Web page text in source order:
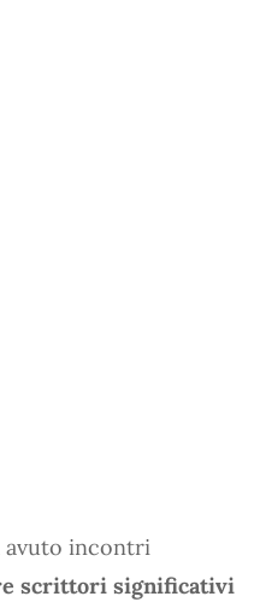
avuto incontri
scrittori significativi